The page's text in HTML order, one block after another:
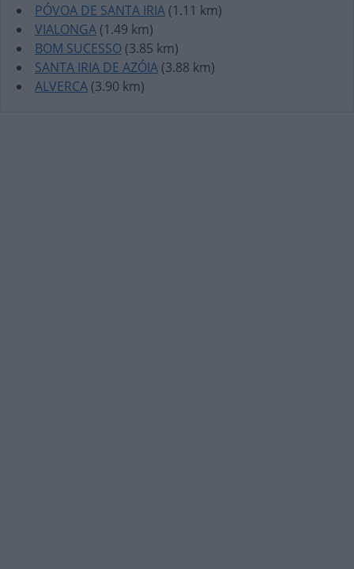
PÓVOA DE SANTA IRIA (1.11 km)
VIALONGA (1.49 km)
BOM SUCESSO (3.85 km)
SANTA IRIA DE AZÓIA (3.88 km)
ALVERCA (3.90 km)